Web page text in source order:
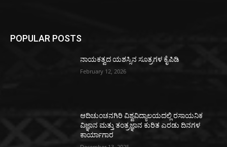
POPULAR POSTS
ನಾಯಕತ್ವದ ಯಶಸ್ಸಿನ ಸೂತ್ರಗಳ ಕೈಪಿಡಿ
February 12, 2026
ಆದಿಚುಂಚನಗಿರಿ ವಿಶ್ವವಿದ್ಯಾಲಯದಲ್ಲಿ ರಸಾಯನಿಕ
ವಿಜ್ಞಾನ ಮತ್ತು ತಂತ್ರಜ್ಞಾನ ಕುರಿತ ಎರಡು ದಿನಗಳ
ಕಾರ್ಯಾಗಾರ